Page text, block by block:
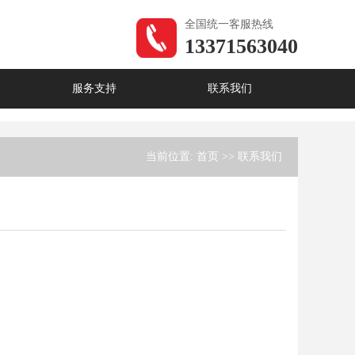
全国统一客服热线
13371563040
服务支持 联系我们
当前位置: 首页 >> 联系我们